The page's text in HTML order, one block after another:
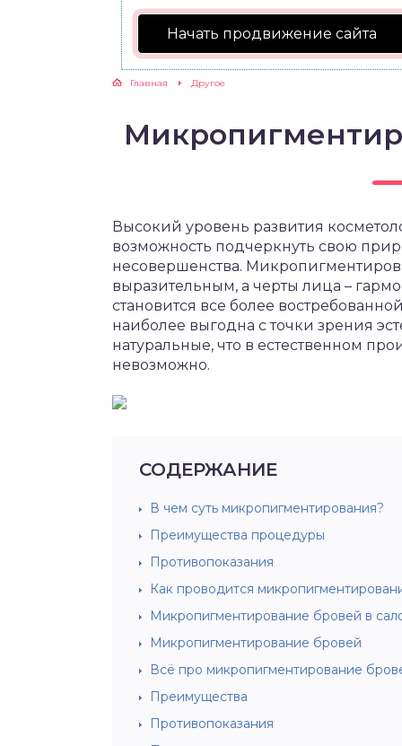
Начать продвижение сайта
Главная Другое
Высокий уровень развития
возможность подчеркнуть свою
несовершенства.
выразительным, а черты лица –
становится все более
наиболее выгодна с точки зрения
натуральные, что в естественном
невозможно.
СОДЕРЖАНИЕ
В чем суть микропигментирования?
Преимущества процедуры
Противопоказания
Как проводится
Микропигментирование бровей в
Микропигментирование бровей
Всё про микропигментирование
Преимущества
Противопоказания